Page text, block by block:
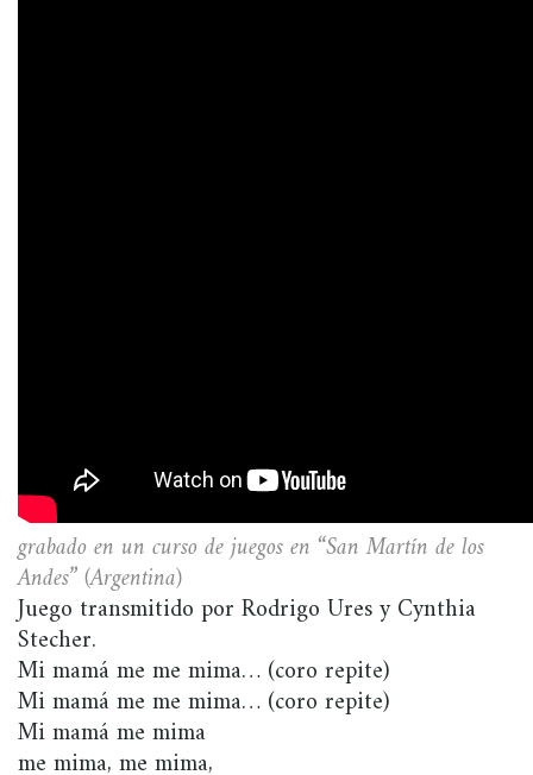
grabado en un curso de juegos en “San Martín de los
Andes” (Argentina)
Juego transmitido por Rodrigo Ures y Cynthia
Stecher.
Mi mamá me me mima… (coro repite)
Mi mamá me me mima… (coro repite)
Mi mamá me mima
me mima, me mima,